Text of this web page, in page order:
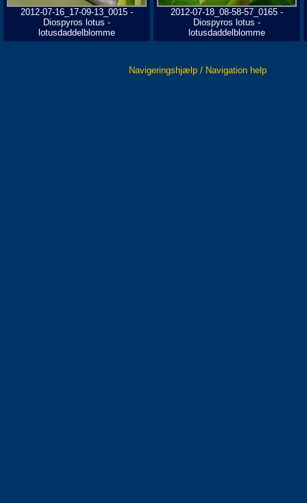
2012-07-16_17-09-13_0015 -
Diospyros lotus -
lotusdaddelblomme
2012-07-18_08-58-57_0165 -
Diospyros lotus -
lotusdaddelblomme
Navigeringshjælp / Navigation help